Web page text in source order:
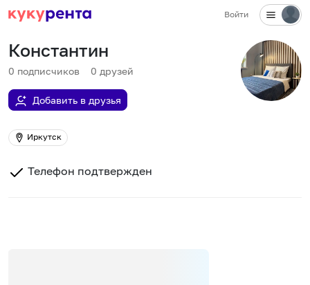
Войти
Константин
0 подписчиков 0 друзей
Добавить в друзья
Иркутск
Телефон подтвержден